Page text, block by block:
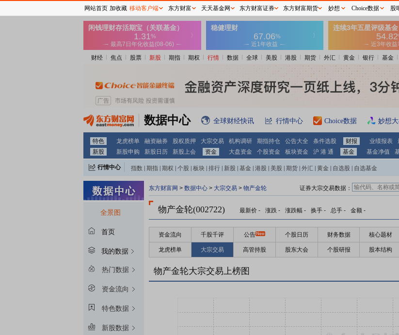
财经 焦点 股票 新股 期指 期权 行情 数据 全球 美股 港股 期货 外汇 黄金 银行 基金
数据中心 全球财经快讯 行情中心 Choice数据 妙想
特色 龙虎榜单 融资融券 股权质押 大宗交易 机构调研 期指持仓 公告大全 条件选股 财报 业绩报表
新股
新股申购 新股日历 新股上会 资金 大盘资金 个股资金 板块资金 沪 港 通 基金 基金净值
行情中心 指数 期指 期权 个股 板块 排行 新股 基金 港股 美股 期货 外汇 黄金 自选股 自选基金
全景图
首页
我的数据
热门数据
资金流向
特色数据
新股数据
东方财富网 > 数据中心 > 大宗交易 > 物产金轮 证券大宗交易数据：
物产金轮(002722) 最新价 - 涨跌 - 涨跌幅 - 换手 - 总手 - 金额 -
资金流向 千股千评 公告 个股日历 财务数据 核心题材
龙虎榜单 大宗交易 高管持股 股东大会 个股研报 股本结构
物产金轮大宗交易上榜图
网站首页 加收藏 移动客户端 东方财富 天天基金网 东方财富证券 东方财富期货 妙想 Choice数据 股